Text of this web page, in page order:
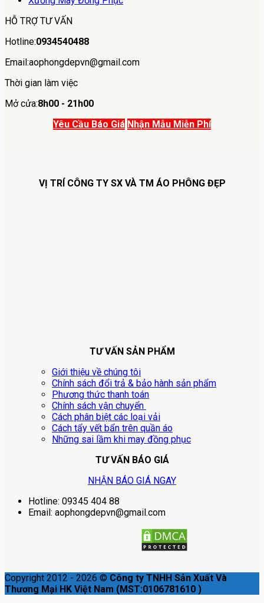
HỖ TRỢ TƯ VẤN
Hotline:0934540488
Email:aophongdepvn@gmail.com
Thời gian làm việc
Mở cửa:8h00 - 21h00
Yêu Cầu Báo Giá Nhận Mẫu Miễn Phí
VỊ TRÍ CÔNG TY SX VÀ TM ÁO PHÔNG ĐẸP
TƯ VẤN SẢN PHẨM
Giới thiệu về chúng tôi
Chính sách đổi trả & bảo hành sản phẩm
Phương thức thanh toán
Chính sách vận chuyển
Cách phân biệt các loại vải
Cách tẩy vết bẩn trên quần áo
Những sai lầm khi may đồng phục
TƯ VẤN BÁO GIÁ
NHẬN BÁO GIÁ NGAY
Hotline: 09345 404 88
Email: aophongdepvn@gmail.com
Copyright 2012 - 2026 © Công ty TNHH Sản Xuất Và
Thương Mại HK Việt Nam (MST:0106781610 )